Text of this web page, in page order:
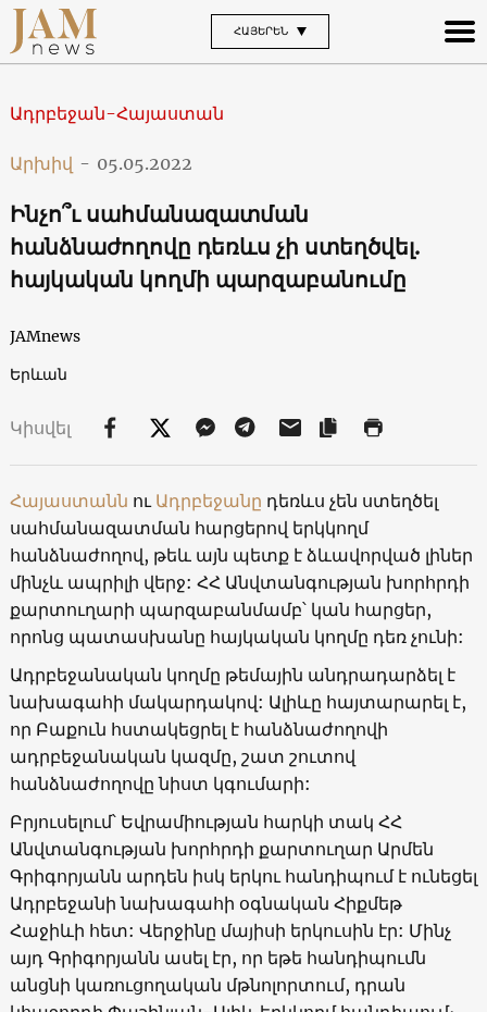
ՀԱՅԵՐԵՆ
Ադրբեջան-Հայաստան
Արխիվ - 05.05.2022
Ինչո՞ւ սահմանազատման
հանձնաժողովը դեռևս չի ստեղծվել.
հայկական կողմի պարզաբանումը
JAMnews
Երևան
Կիսվել
Հայաստանն ու Ադրբեջանը դեռևս չեն ստեղծել
սահմանազատման հարցերով երկկողմ
հանձնաժողով, թեև այն պետք է ձևավորված լիներ
մինչև ապրիլի վերջ: ՀՀ Անվտանգության խորհրդի
քարտուղարի պարզաբանմամբ՝ կան հարցեր,
որոնց պատասխանը հայկական կողմը դեռ չունի:
Ադրբեջանական կողմը թեմային անդրադարձել է
նախագահի մակարդակով: Ալիևը հայտարարել է,
որ Բաքուն հստակեցրել է հանձնաժողովի
ադրբեջանական կազմը, շատ շուտով
հանձնաժողովը նիստ կգումարի:
Բրյուսելում՝ Եվրամիության հարկի տակ ՀՀ
Անվտանգության խորհրդի քարտուղար Արմեն
Գրիգորյանն արդեն իսկ երկու հանդիպում է ունեցել
Ադրբեջանի նախագահի օգնական Հիքմեթ
Հաջիևի հետ: Վերջինը մայիսի երկուսին էր: Մինչ
այդ Գրիգորյանն ասել էր, որ եթե հանդիպումն
անցնի կառուցողական մթնոլորտում, դրան